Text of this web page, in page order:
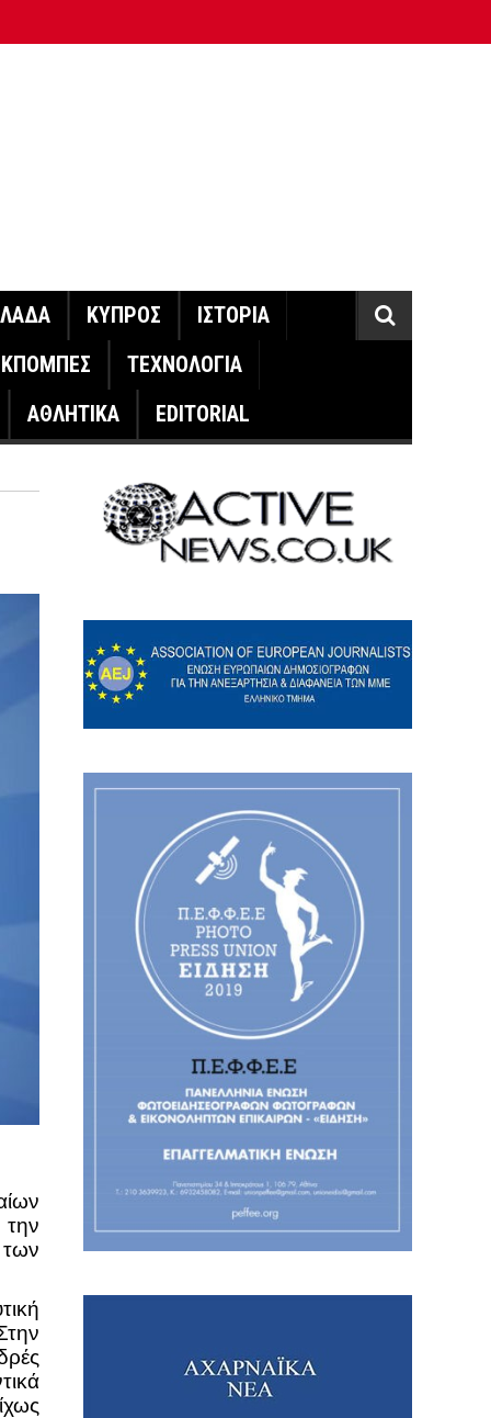
ΚΥΠΡΟΣ
ΙΣΤΟΡΙΑ
ΤΕΧΝΟΛΟΓΙΑ
ΑΘΛΗΤΙΚΑ
EDITORIAL
την
των